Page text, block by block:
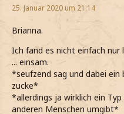
25. Januar 2020 um 21:14
Brianna.
Ich fand es nicht einfach nur
... einsam.
*seufzend sag und dabei ein
zucke*
*allerdings ja wirklich ein
anderen Menschen umgibt*